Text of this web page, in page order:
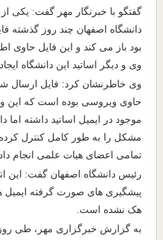
گفتگو با خبرنگار مهر گفت: یکی
دانشگاه اصفهان چند روز گذشته
بود باز می کند و این فایل حاوی
وی و دیگر اساتید این دانشگاه
وی خاطرنشان کرد: فایل ارسال
حاوی ویروسی بوده است که این
موجود در ایمیل اساتید داشته اما
مشکل را به طور کامل کنترل کرده
تمامی اعضای هیات علمی انجام
رئیس دانشگاه اصفهان گفت: این
پیشگیری های صورت گرفته ایمیل
هک نشده است.
به گزارش خبرگزاری مهر، طی